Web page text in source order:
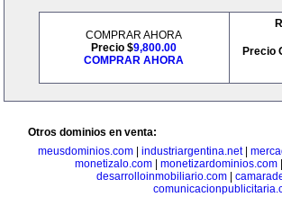
COMPRAR AHORA
Precio $9,800.00
COMPRAR AHORA
Precio
Otros dominios en venta:
meusdominios.com| industriargentina.net|
monetizalo.com| monetizardominios.com
desarrolloinmobiliario.com